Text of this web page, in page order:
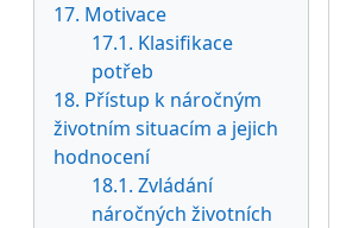
17. Motivace
17.1. Klasifikace
potřeb
18. Přístup k náročným
životním situacím a jejich
hodnocení
18.1. Zvládání
náročných životních